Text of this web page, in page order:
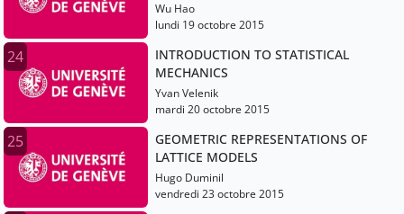
Wu Hao
lundi 19 octobre 2015
24
INTRODUCTION TO STATISTICAL
MECHANICS
Yvan Velenik
mardi 20 octobre 2015
25
GEOMETRIC REPRESENTATIONS OF
LATTICE MODELS
Hugo Duminil
vendredi 23 octobre 2015